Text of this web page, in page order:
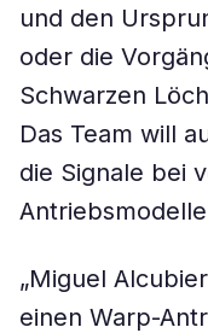
und den
oder die
Schwarzen
Das Team will
die Signale bei
„Miguel
einen Warp-